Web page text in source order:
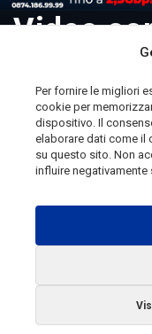
Per fornire le migliori
cookie per
dispositivo. Il
elaborare dati come il
su questo sito. Non
influire
Video
Telemolise - reg.
10/08/1982 -
PETESCIA
Campobasso n. 224
Radio Tele Molise